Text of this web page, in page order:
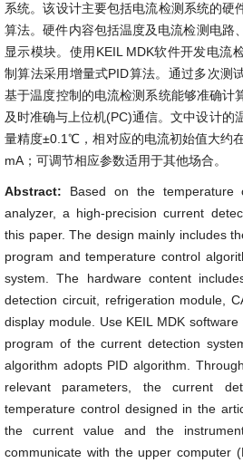
系统。该设计主要包括电流检测系统的硬
算法。硬件内容包括温度及电流检测电路
显示模块。使用KEIL MDK软件开发电流
制算法采用增量式PID算法。通过多次测
基于温度控制的电流检测系统能够准确计
及时准确与上位机(PC)通信。文中设计的
量精度±0.1℃，相对应的电流初始值大约
mA；可调节相应参数适用于其他场合。
Abstract: Based on the temperature
analyzer, a high-precision current
this paper. The design mainly includes
program and temperature control
system. The hardware content
detection circuit, refrigeration module,
display module. Use KEIL MDK
program of the current detection
algorithm adopts PID algorithm.
relevant parameters, the current
temperature control designed in the
the current value and the
communicate with the upper computer